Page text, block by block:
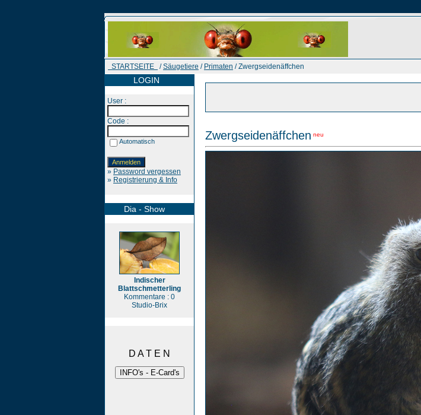
STARTSEITE /Säugetiere / Primaten / Zwergseidenäffchen
LOGIN
User :
Code :
Automatisch
» Password vergessen
» Registrierung & Info
Dia - Show
Indischer
Blattschmetterling
Kommentare : 0
Studio-Brix
D A T E N
Zwergseidenäffchen neu